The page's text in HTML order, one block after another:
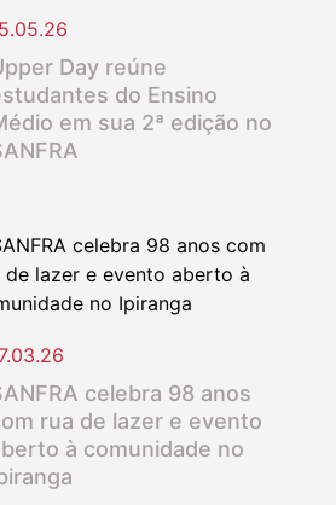
Day reúne
do Ensino
em sua 2ª edição no
celebra 98 anos
rua de lazer e evento
à comunidade no